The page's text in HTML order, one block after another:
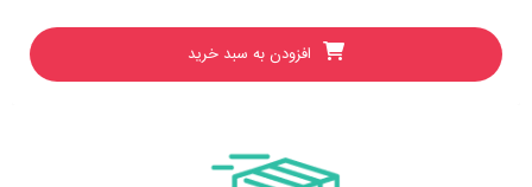
افزودن به سبد خرید